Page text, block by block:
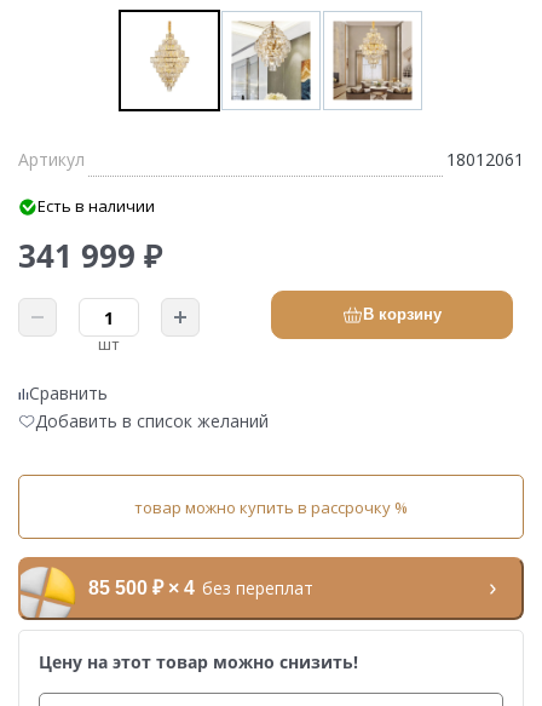
Артикул 18012061
Есть в наличии
341 999 ₽
шт
В корзину
Сравнить
Добавить в список желаний
товар можно купить в рассрочку %
85 500 ₽ × 4 без переплат
Цену на этот товар можно снизить!